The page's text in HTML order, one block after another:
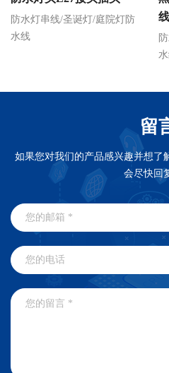
防水灯串线/圣诞灯/庭院灯防
水线
线
留
如果您对我们的产品感兴趣并想了
会尽快回